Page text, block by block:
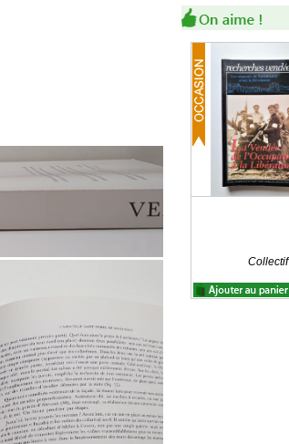
Collectif